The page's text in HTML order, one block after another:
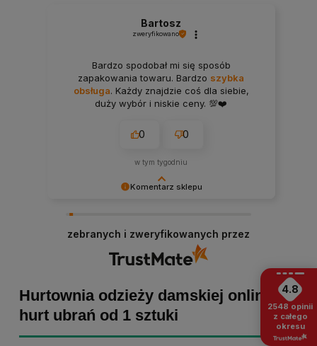
Komentarz sklepu
tym bardziej cieszymy się, że zakup przebiegł
pomyślnie. Obiecujemy utrzymać dobrą passę -
zapraszamy ponownie! :)
Bartosz
zweryfikowano
Bardzo spodobał mi się sposób
zapakowania towaru. Bardzo szybka
obsługa. Każdy znajdzie coś dla siebie,
duży wybór i niskie ceny. 💯❤️
0 0
w tym tygodniu
zebranych i zweryfikowanych przez
Hurtownia odzieży damskiej online -
hurt ubrań od 1 sztuki
4.8
2548 opinii
z całego
okresu